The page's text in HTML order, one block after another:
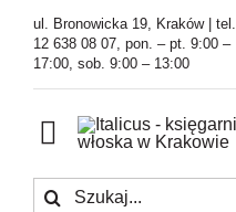
Przejdź
zawartości
ul. Bronowicka 19, Kraków | tel.
12 638 08 07, pon. – pt. 9:00 –
17:00, sob. 9:00 – 13:00
Toggle
Navigation
Księgarnia
Szukaj